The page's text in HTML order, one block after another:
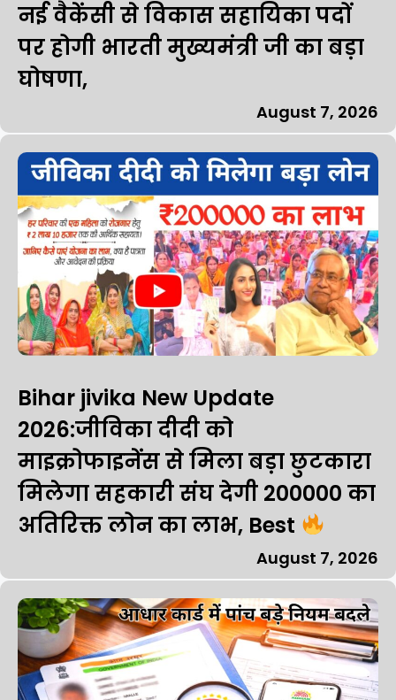
नई वैकेंसी से विकास सहायिका पदों
पर होगी भारती मुख्यमंत्री जी का बड़ा
घोषणा,
August 7, 2026
Bihar jivika New Update
2026:जीविका दीदी को
माइक्रोफाइनेंस से मिला बड़ा छुटकारा
मिलेगा सहकारी संघ देगी ₹200000 का
अतिरिक्त लोन का लाभ, Best
August 7, 2026